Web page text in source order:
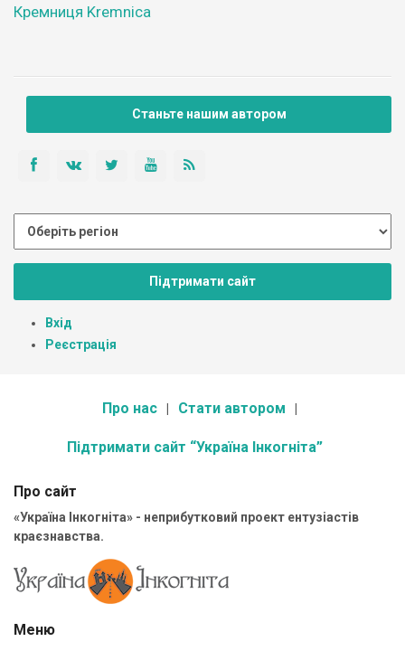
Кремниця Kremnica
Станьте нашим автором
Підтримати сайт
Вхід
Реєстрація
Про нас Стати автором
Підтримати сайт “Україна Інкогніта”
Про сайт
«Україна Інкогніта» - неприбутковий проект ентузіастів
краєзнавства.
Меню